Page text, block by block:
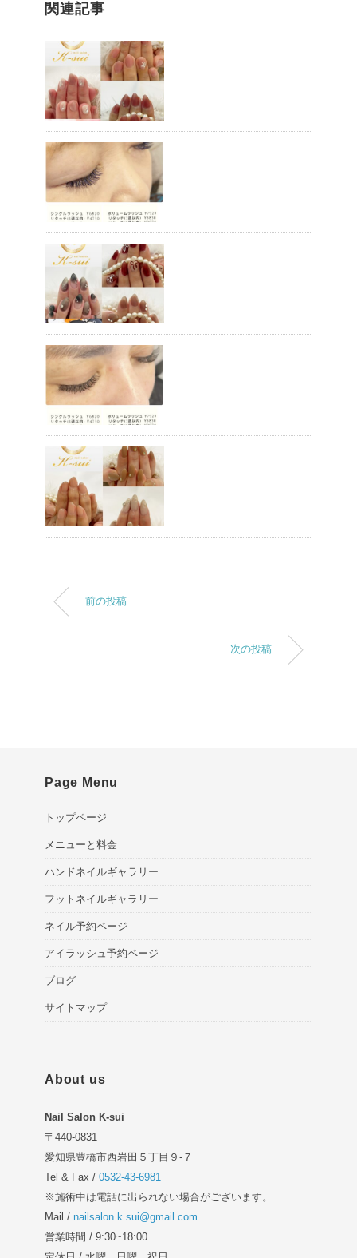
関連記事
前の投稿
次の投稿
Page Menu
トップページ
メニューと料金
ハンドネイルギャラリー
フットネイルギャラリー
ネイル予約ページ
アイラッシュ予約ページ
ブログ
サイトマップ
About us
Nail Salon K-sui
〒440-0831
愛知県豊橋市西岩田５丁目９-７
Tel & Fax / 0532-43-6981
※施術中は電話に出られない場合がございます。
Mail / nailsalon.k.sui@gmail.com
営業時間 / 9:30~18:00